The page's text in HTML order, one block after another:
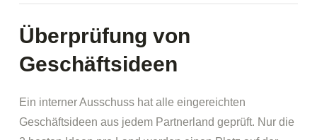
Überprüfung von
Geschäftsideen
Ein interner Ausschuss hat alle eingereichten
Geschäftsideen aus jedem Partnerland geprüft. Nur die